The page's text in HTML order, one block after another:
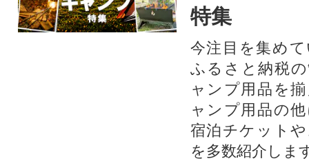
特集
今注目を集め
ふるさと納税
ャンプ用品を
ャンプ用品の
宿泊チケット
を多数紹介しま